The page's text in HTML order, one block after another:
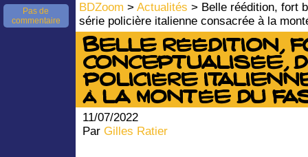
BDZoom > Actualités > Belle réédition, fort
série policière italienne consacrée à la
Pas de
commentaire
Belle réédition,
conceptualisée,
policière
à la montée du
11/07/2022
Par Gilles Ratier